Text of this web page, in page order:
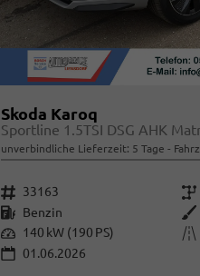
Skoda Karoq
unverbindliche Lieferzeit: 5 Tage
Fahrzeugnr. 33163 Getriebe
Kraftstoff Benzin Außenfarbe
Leistung 140 kW (190 PS) Kilometerstand
01.06.2026